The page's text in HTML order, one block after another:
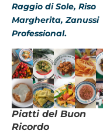
Raggio di Sole, Riso
Margherita, Zanussi
Professional.
Piatti del Buon
Ricordo